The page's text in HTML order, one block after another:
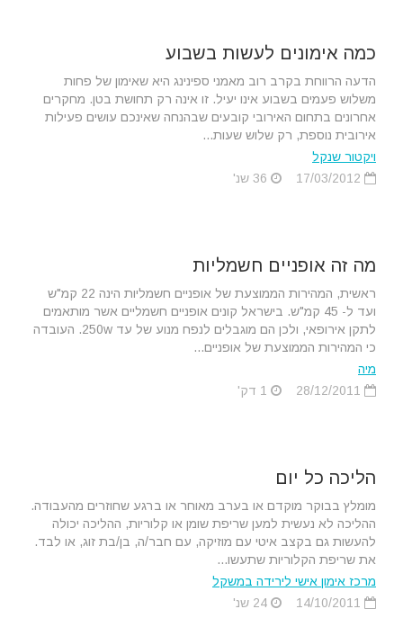
כמה אימונים לעשות בשבוע
הדעה הרווחת בקרב רוב מאמני ספינינג היא שאימון של פחות
משלוש פעמים בשבוע אינו יעיל. זו אינה רק תחושת בטן. מחקרים
אחרונים בתחום האירובי קובעים שבהנחה שאינכם עושים פעילות
אירובית נוספת, רק שלוש שעות...
ויקטור שנקל
מה זה אופניים חשמליות
ראשית, המהירות הממוצעת של אופניים חשמליות הינה 22 קמ"ש
ועד ל- 45 קמ"ש. בישראל קונים אופניים חשמליים אשר מותאמים
לתקן אירופאי, ולכן הם מוגבלים לנפח מנוע של עד 250w. העובדה
כי המהירות הממוצעת של אופניים...
מיה
הליכה כל יום
מומלץ בבוקר מוקדם או בערב מאוחר או ברגע שחוזרים מהעבודה.
ההליכה לא נעשית למען שריפת שומן או קלוריות, ההליכה יכולה
להעשות גם בקצב איטי עם מוזיקה, עם חבר/ה, בן/בת זוג, או לבד.
את שריפת הקלוריות שתעשו...
מרכז אימון אישי לירידה במשקל